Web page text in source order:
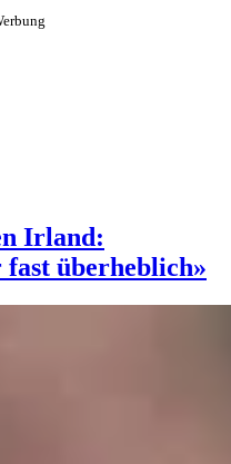
Irland:
überheblich»